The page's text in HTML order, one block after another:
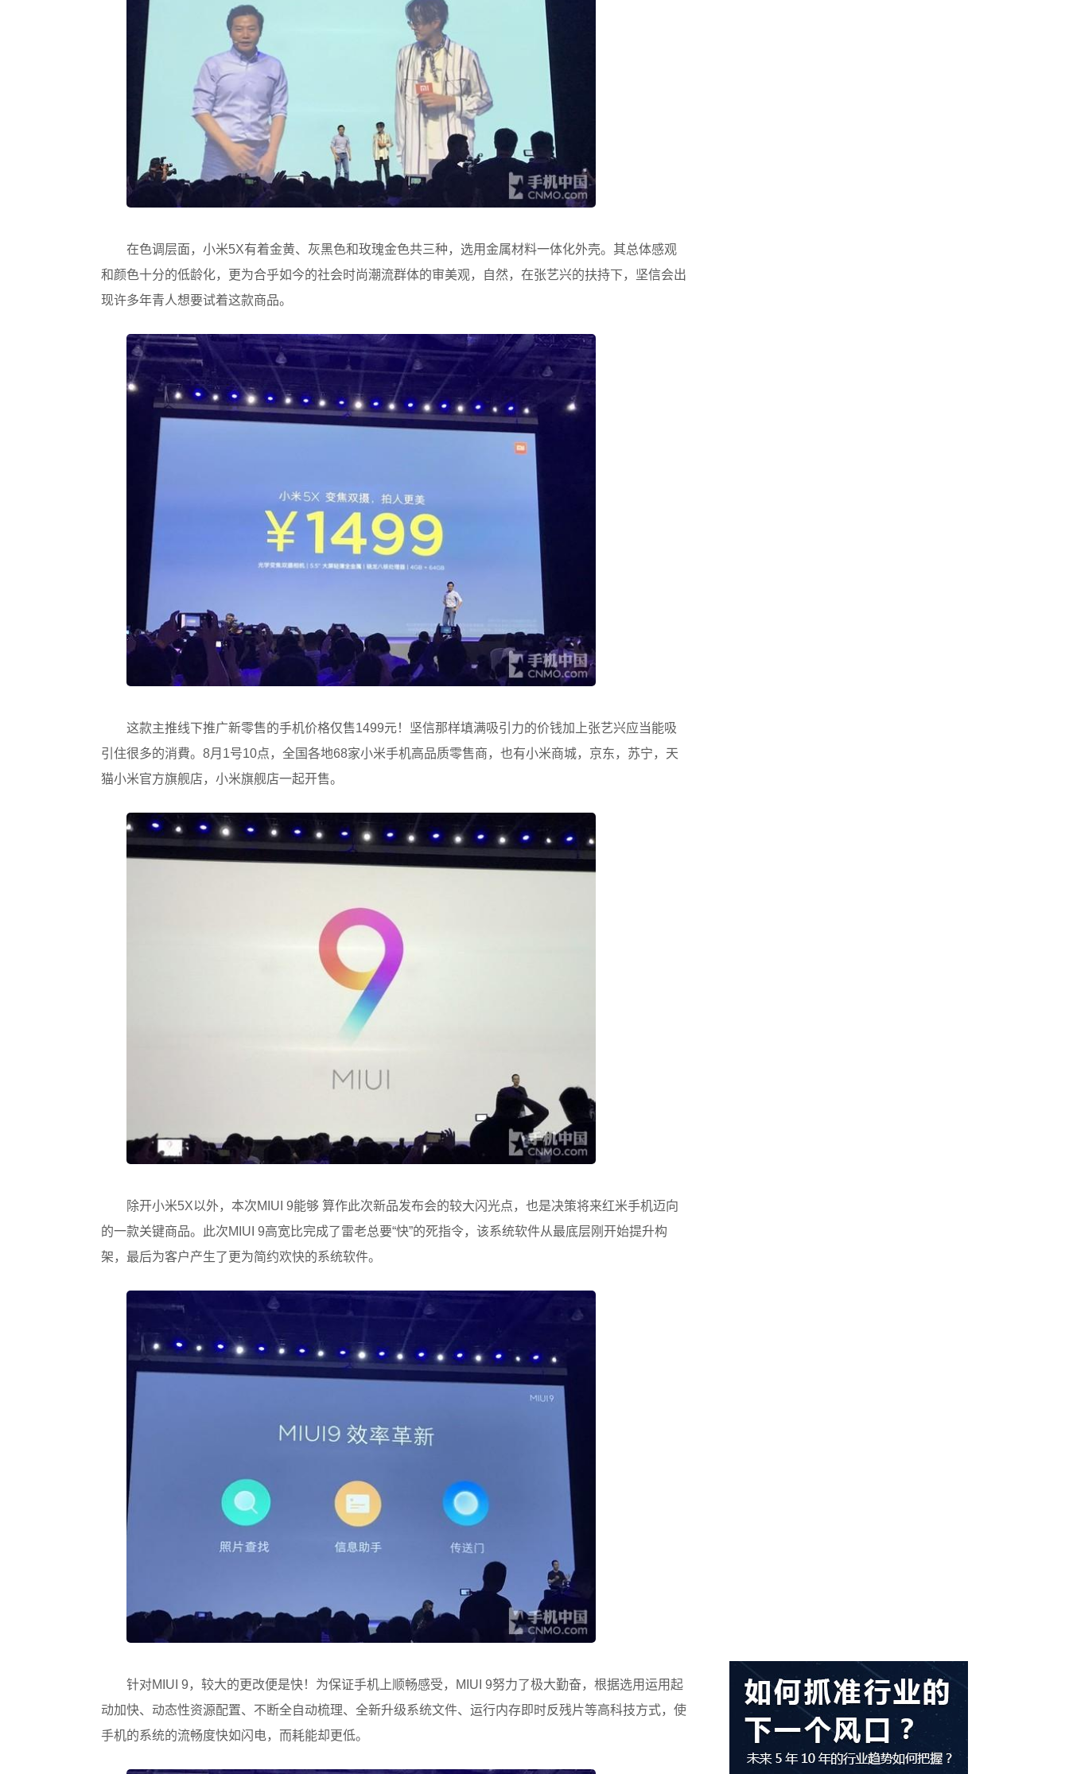
在色调层面，小米5X有着金黄、灰黑色和玫瑰金色共三种，选用金属材料一体化外壳。其总体感观
和颜色十分的低龄化，更为合乎如今的社会时尚潮流群体的审美观，自然，在张艺兴的扶持下，坚信会出
现许多年青人想要试着这款商品。
这款主推线下推广新零售的手机价格仅售1499元！坚信那样填满吸引力的价钱加上张艺兴应当能吸
引住很多的消費。8月1号10点，全国各地68家小米手机高品质零售商，也有小米商城，京东，苏宁，天
猫小米官方旗舰店，小米旗舰店一起开售。
除开小米5X以外，本次MIUI 9能够 算作此次新品发布会的较大闪光点，也是决策将来红米手机迈向
的一款关键商品。此次MIUI 9高宽比完成了雷老总要“快”的死指令，该系统软件从最底层刚开始提升构
架，最后为客户产生了更为简约欢快的系统软件。
针对MIUI 9，较大的更改便是快！为保证手机上顺畅感受，MIUI 9努力了极大勤奋，根据选用运用起
动加快、动态性资源配置、不断全自动梳理、全新升级系统文件、运行内存即时反残片等高科技方式，使
手机的系统的流畅度快如闪电，而耗能却更低。